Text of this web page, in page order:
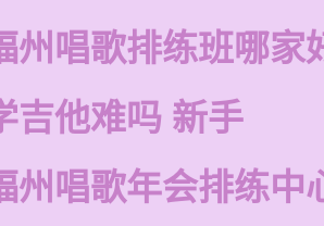
州唱歌排练班哪家
吉他难吗 新手
州唱歌年会排练中